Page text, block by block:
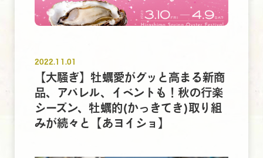
2022.11.01
【大騒ぎ】牡蠣愛がグッと高まる新商
品、アパレル、イベントも！秋の行楽
シーズン、牡蠣的(かっきてき)取り組
みが続々と【あヨイショ】